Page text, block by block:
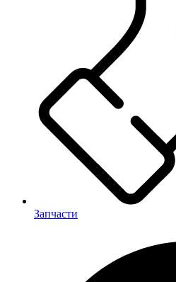
Запчасти